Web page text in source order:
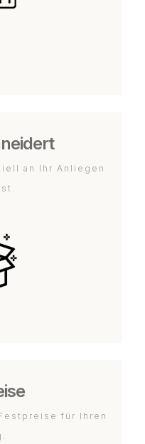
an Ihr Anliegen
für Ihren